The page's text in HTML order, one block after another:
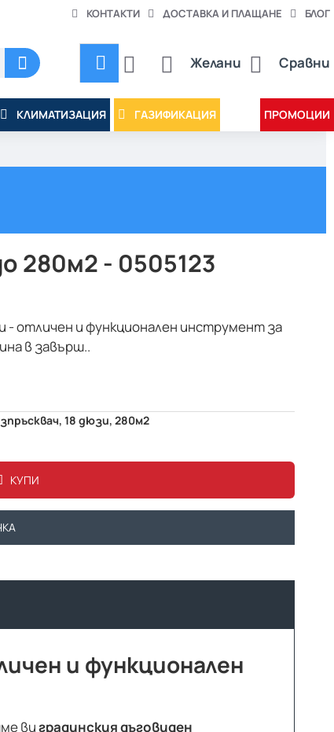
КОНТАКТИ ДОСТАВКА И ПЛАЩАНЕ БЛОГ
Желани Сравни
КЛИМАТИЗАЦИЯ ГАЗИФИКАЦИЯ ПРОМОЦИИ
280м2 - 0505123
- отличен и функционален инструмент за
в завърш..
18 дюзи, 280м2
КУПИ
и функционален
виградинския дъговиден